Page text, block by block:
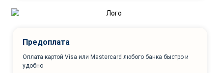
Предоплата
Оплата картой Visa или Mastercard любого банка быстро и
удобно